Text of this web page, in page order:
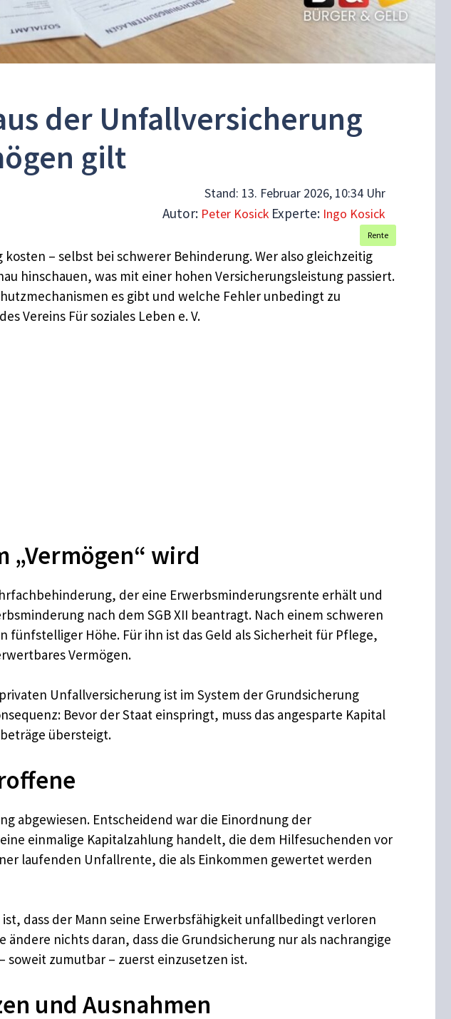
der Unfallversicherung
gilt
Stand: 13. Februar 2026, 10:34 Uhr
Autor: Peter Kosick Experte: Ingo Kosick
Rente
– selbst bei schwerer Behinderung. Wer also gleichzeitig
hinschauen, was mit einer hohen Versicherungsleistung passiert.
es gibt und welche Fehler unbedingt zu
Vereins Für soziales Leben e. V.
wird
der eine Erwerbsminderungsrente erhält und
nach dem SGB XII beantragt. Nach einem schweren
Höhe. Für ihn ist das Geld als Sicherheit für Pflege,
Vermögen.
Unfallversicherung ist im System der Grundsicherung
Bevor der Staat einspringt, muss das angesparte Kapital
übersteigt.
abgewiesen. Entscheidend war die Einordnung der
einmalige Kapitalzahlung handelt, die dem Hilfesuchenden vor
laufenden Unfallrente, die als Einkommen gewertet werden
dass der Mann seine Erwerbsfähigkeit unfallbedingt verloren
nichts daran, dass die Grundsicherung nur als nachrangige
soweit zumutbar – zuerst einzusetzen ist.
und Ausnahmen